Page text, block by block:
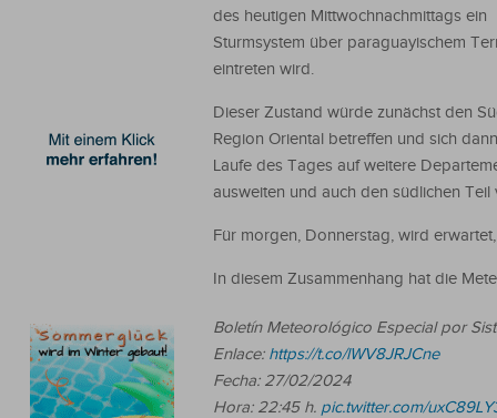
des heutigen Mittwochnachmittags ein
Sturmsystem über paraguayischem
eintreten wird.
Dieser Zustand würde zunächst den
Region Oriental betreffen und sich
Laufe des Tages auf weitere
ausweiten und auch den südlichen Teil
Für morgen, Donnerstag, wird
In diesem Zusammenhang hat die
Boletín Meteorológico Especial por
Enlace: https://t.co/lWV8JRJCne
Fecha: 27/02/2024
Hora: 22:45 h. pic.twitter.com/